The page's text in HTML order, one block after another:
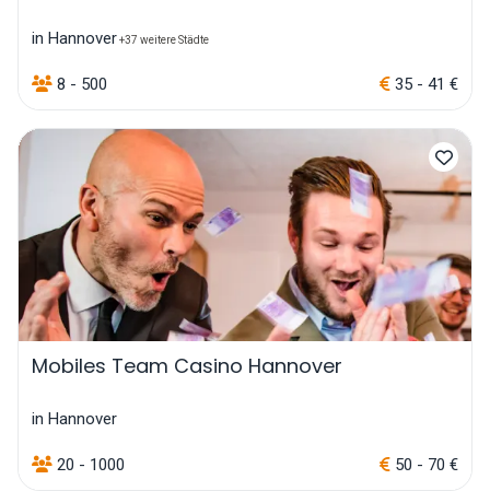
in Hannover+37 weitere Städte
8 - 500 35 - 41 €
Mobiles Team Casino Hannover
in Hannover
20 - 1000 50 - 70 €